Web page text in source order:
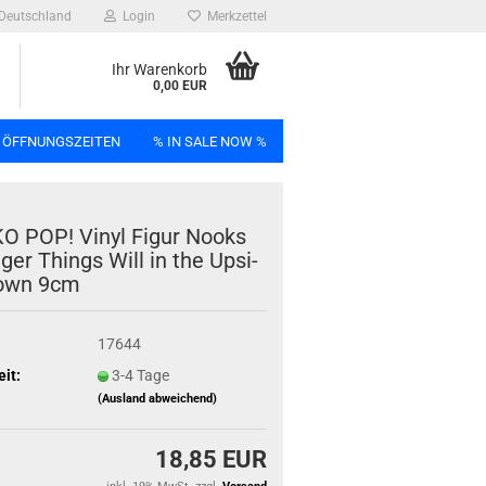
Deutschland Login Merkzettel
Ihr Warenkorb
0,00 EUR
% IN SALE NOW %
POP! Vinyl Figur Nooks
Things Will in the Up­si­
9cm
17644
3-4 Tage
(Ausland abweichend)
18,85 EUR